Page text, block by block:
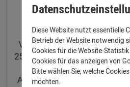
Mauerabdeckung-
Verbinder Zuschnitt
250 mm Alu farbig 0,8
mm (Standard)
Anthrazit (RAL7016)
Diese Website nutzt essentielle
Betrieb der Website notwendig
Cookies für die Website-
Cookies für das anzeigen von
Bitte wählen Sie, welche
möchten.